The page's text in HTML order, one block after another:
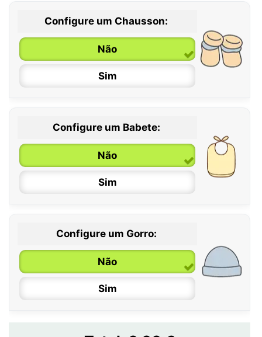
0 / 6 meses
6 / 12 meses
12 / 18 meses
Configure um Chausson:
Não
Sim
Configure um Babete:
Não
Sim
Configure um Gorro:
Não
Sim